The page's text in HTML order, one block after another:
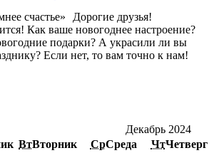
Дорогие друзья!
Как ваше новогоднее настроение?
подарки? А украсили ли вы
Если нет, то вам точно к нам!
Декабрь 2024
ВтВторник СрСреда ЧтЧетверг